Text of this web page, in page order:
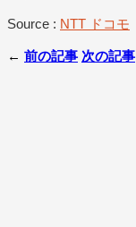
Source : NTT ドコモ
← 前の記事 次の記事